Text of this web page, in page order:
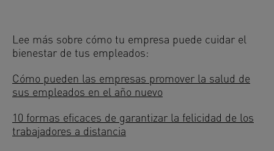
Lee más sobre cómo tu empresa puede cuidar el
bienestar de tus empleados:
Cómo pueden las empresas promover la salud de
sus empleados en el año nuevo
10 formas eficaces de garantizar la felicidad de los
trabajadores a distancia